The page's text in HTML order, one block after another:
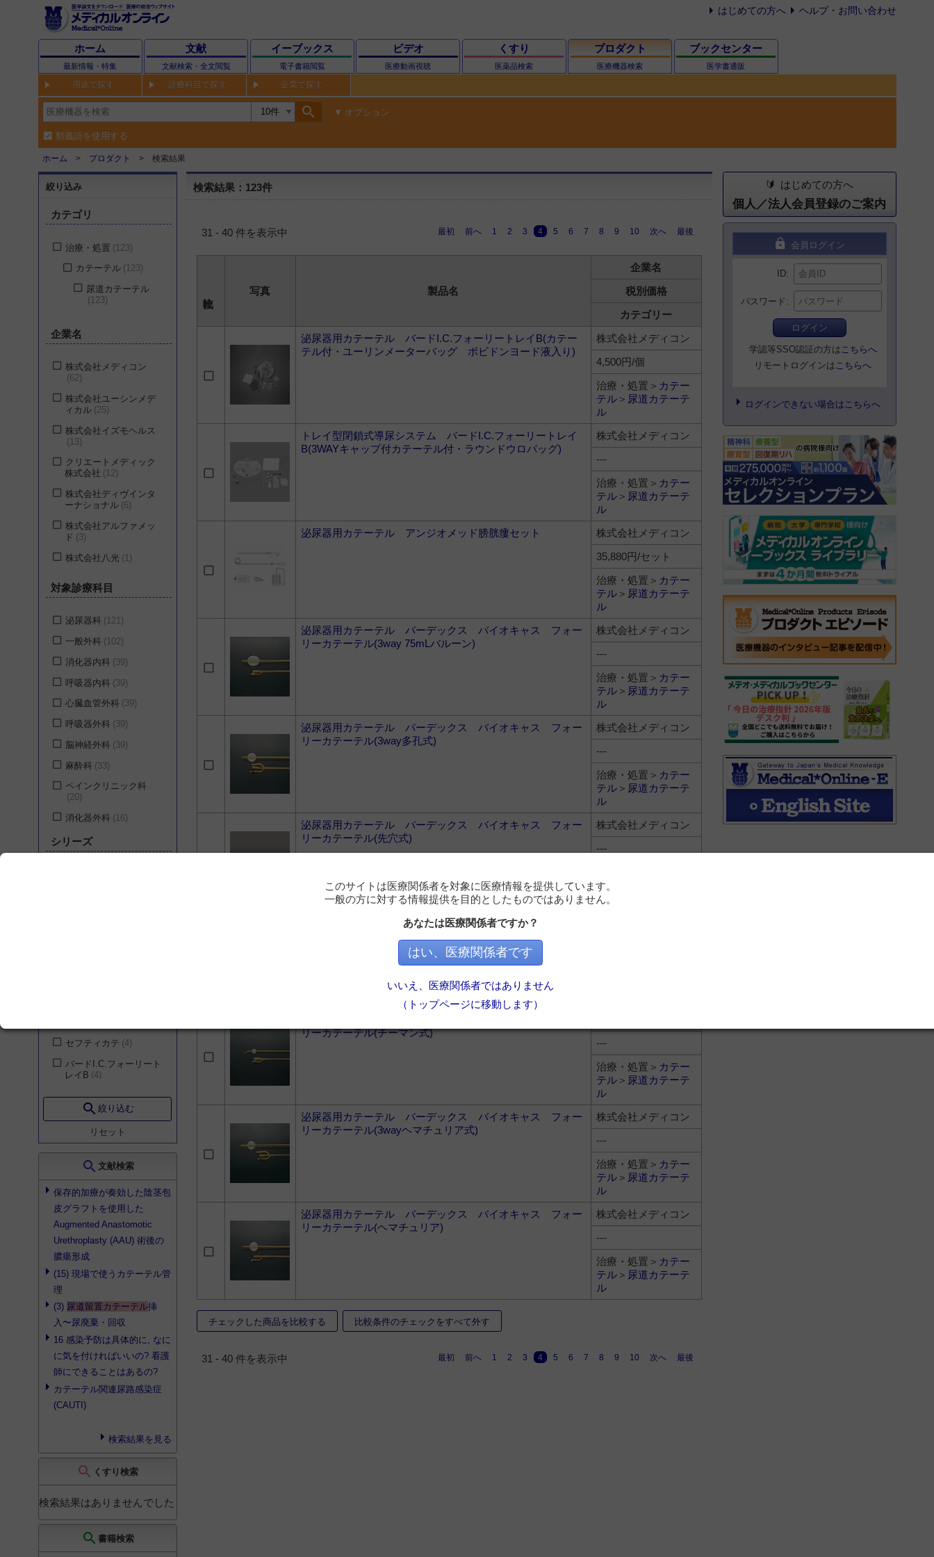
はじめての方へ ヘルプ・お問い合わせ
ホーム
最新情報・特集
文献
文献検索・全文閲覧
イーブックス
電子書籍閲覧
ビデオ
医療動画視聴
くすり
医薬品検索
プロダクト
医療機器検索
ブックセンター
医学書通販
用途で探す 診療科目で探す 企業で探す
search オプション
類義語を使用する
ホーム プロダクト 検索結果
絞り込み
カテゴリ
治療・処置 123
カテーテル 123
尿道カテーテル
123
企業名
株式会社メディコン
62
株式会社ユーシンメデ
ィカル 25
株式会社イズモヘルス
13
クリエートメディック
株式会社 12
株式会社ディヴインタ
ーナショナル 6
株式会社アルファメッ
ド
3
株式会社八光 1
ム・エス 1
対象診療科目
泌尿器科 121
一般外科 102
消化器内科 39
呼吸器内科 39
心臓血管外科 39
呼吸器外科 39
脳神経外科 39
麻酔科 33
ペインクリニック科
20
消化器外科 16
小児外科
小児科 14
産科 14
整形外科 14
気管食道科
14
歯科・口腔外科 14
救急医学科 14
耳鼻咽喉科 13
リハビリテーション科
13
シリーズ
セフティカテ 4
バードI.C.フォーリート
レイB 4
アルファバルーンカテ
ーテル 3
チーマンカテーテル
シリコン
3
バード シルバーTSC
トレイ 3
X-フォース 2
バーデックス シルバ
ールブリキャス 2
バード バイオキャス
2
ャス 1
バーデックス シルバ
ールブリシル 1
バード シルバールブ
リシル 1
ルバールブリキャス
温度センサーカテーテ
1
ロートネラトンカテー
search 絞り込む
リセット
search 文献検索
保存的加療が奏効した陰茎包
皮グラフトを使用した
Augmented Anastomotic
Urethroplasty (AAU) 術後の
膿瘍形成
(15) 現場で使うカテーテル管
理
(3) 尿道留置カテーテル挿
入〜尿廃棄・回収
16 感染予防は具体的に, なに
に気を付ければいいの? 看護
師にできることはあるの?
カテーテル関連尿路感染症
(CAUTI)
検索結果を見る
search くすり検索
検索結果はありませんでした
search 書籍検索
検索結果：123件
31 - 40 件を表示中 最初 前へ 1 2 3 4 5 6 7 8 9 10 次へ 最後
写真 製品名
企業名
税別価格
カテゴリー
泌尿器用カテーテル バードI.C.フォーリートレイB(カテー
テル付・ユーリンメーターバッグ ポビドンヨード液入り)
株式会社メディコン
4,500円/個
治療・処置＞ カテー
テル ＞ 尿道カテーテ
ル
トレイ型閉鎖式導尿システム バードI.C.フォーリートレイ
B(3WAYキャップ付カテーテル付・ラウンドウロバッグ)
株式会社メディコン
---
治療・処置＞ カテー
テル ＞ 尿道カテーテ
ル
泌尿器用カテーテル アンジオメッド膀胱瘻セット
株式会社メディコン
35,880円/セット
治療・処置＞ カテー
テル ＞ 尿道カテーテ
ル
泌尿器用カテーテル バーデックス バイオキャス フォー
リーカテーテル(3way 75mLバルーン)
株式会社メディコン
---
治療・処置＞ カテー
テル ＞ 尿道カテーテ
ル
泌尿器用カテーテル バーデックス バイオキャス フォー
リーカテーテル(3way多孔式)
株式会社メディコン
---
治療・処置＞ カテー
テル ＞ 尿道カテーテ
ル
泌尿器用カテーテル バーデックス バイオキャス フォー
リーカテーテル(先穴式)
株式会社メディコン
---
テル
ル
泌尿器用カテーテル バーデックス バイオキャス フォー
リーカテーテル(チーマン式)
---
治療・処置＞ カテー
テル ＞ 尿道カテーテ
ル
泌尿器用カテーテル バーデックス バイオキャス フォー
リーカテーテル(3wayヘマチュリア式)
株式会社メディコン
---
治療・処置＞ カテー
テル ＞ 尿道カテーテ
ル
泌尿器用カテーテル バーデックス バイオキャス フォー
リーカテーテル(ヘマチュリア)
株式会社メディコン
---
治療・処置＞ カテー
テル ＞ 尿道カテーテ
ル
チェックした商品を比較する 比較条件のチェックをすべて外す
31 - 40 件を表示中 最初 前へ 1 2 3 4 5 6 7 8 9 10 次へ 最後
はじめての方へ
個人／法人会員登録のご案内
lock 会員ログイン
ID
パスワード
ログイン
学認等SSO認証の方は こちらへ
リモートログインは こちらへ
ログインできない場合はこちらへ
このサイトは医療関係者を対象に医療情報を提供しています。
一般の方に対する情報提供を目的としたものではありません。
あなたは医療関係者ですか？
はい、医療関係者です
いいえ、医療関係者ではありません
（トップページに移動します）